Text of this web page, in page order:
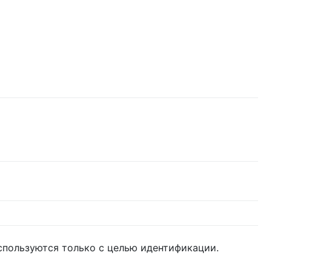
только с целью идентификации.